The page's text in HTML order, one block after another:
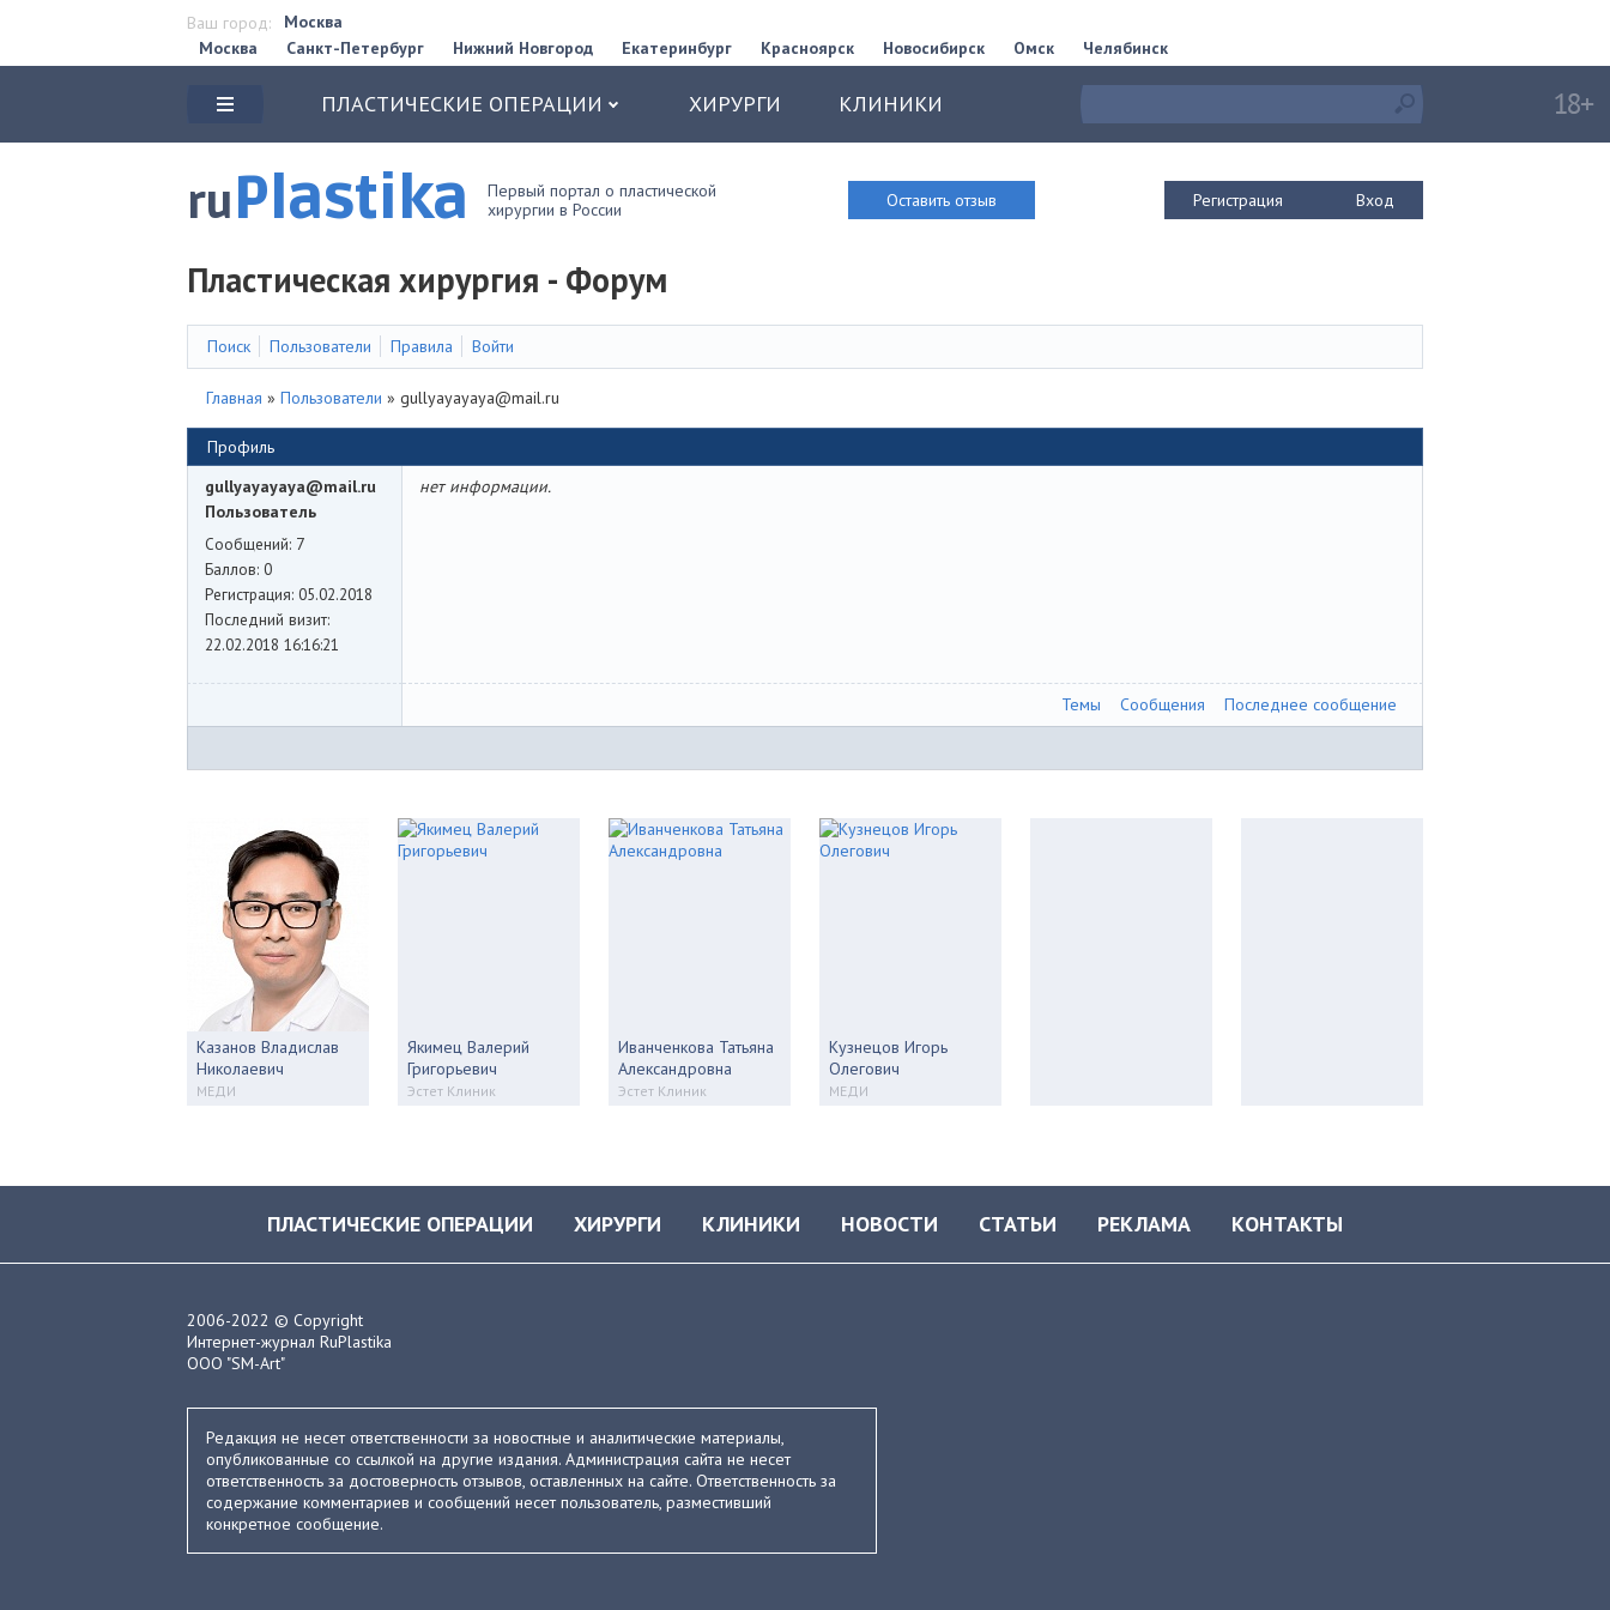
Ваш город:
Москва
Москва
Санкт-Петербург Нижний Новгород Екатеринбург Красноярск Новосибирск Омск Челябинск
ПЛАСТИЧЕСКИЕ ОПЕРАЦИИ ХИРУРГИ КЛИНИКИ
ruPlastika
Первый портал о пластической
хирургии в России
Оставить отзыв Регистрация Вход
Пластическая хирургия - Форум
Поиск Пользователи Правила Войти
Главная » Пользователи » gullyayayaya@mail.ru
Профиль
gullyayayaya@mail.ru
Пользователь
Сообщений: 7
Баллов: 0
Регистрация: 05.02.2018
Последний визит:
22.02.2018 16:16:21
нет информации.
Темы Сообщения Последнее сообщение
Казанов Владислав
Николаевич
МЕДИ
Якимец Валерий
Григорьевич
Эстет Клиник
Иванченкова Татьяна
Александровна
Эстет Клиник
Кузнецов Игорь
Олегович
МЕДИ
ПЛАСТИЧЕСКИЕ ОПЕРАЦИИ ХИРУРГИ КЛИНИКИ НОВОСТИ СТАТЬИ РЕКЛАМА КОНТАКТЫ
2006-2022 © Copyright
Интернет-журнал RuPlastika
ООО "SM-Art"
Редакция не несет ответственности за новостные и аналитические материалы,
опубликованные со ссылкой на другие издания. Администрация сайта не несет
ответственность за достоверность отзывов, оставленных на сайте. Ответственность за
содержание комментариев и сообщений несет пользователь, разместивший
конкретное сообщение.